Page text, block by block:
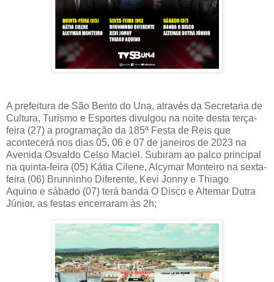
A prefeitura de São Bento do Una, através da Secretaria de
Cultura, Turismo e Esportes divulgou na noite desta terça-
feira (27) a programação da 185ª Festa de Reis que
acontecerá nos dias 05, 06 e 07 de janeiros de 2023 na
Avenida Osvaldo Celso Maciel. Subiram ao palco principal
na quinta-feira (05) Kátia Cilene, Alcymar Monteiro na sexta-
feira (06) Brunninho Diferente, Kevi Jonny e Thiago
Aquino e sábado (07) terá banda O Disco e Altemar Dutra
Júnior, as festas encerraram às 2h;